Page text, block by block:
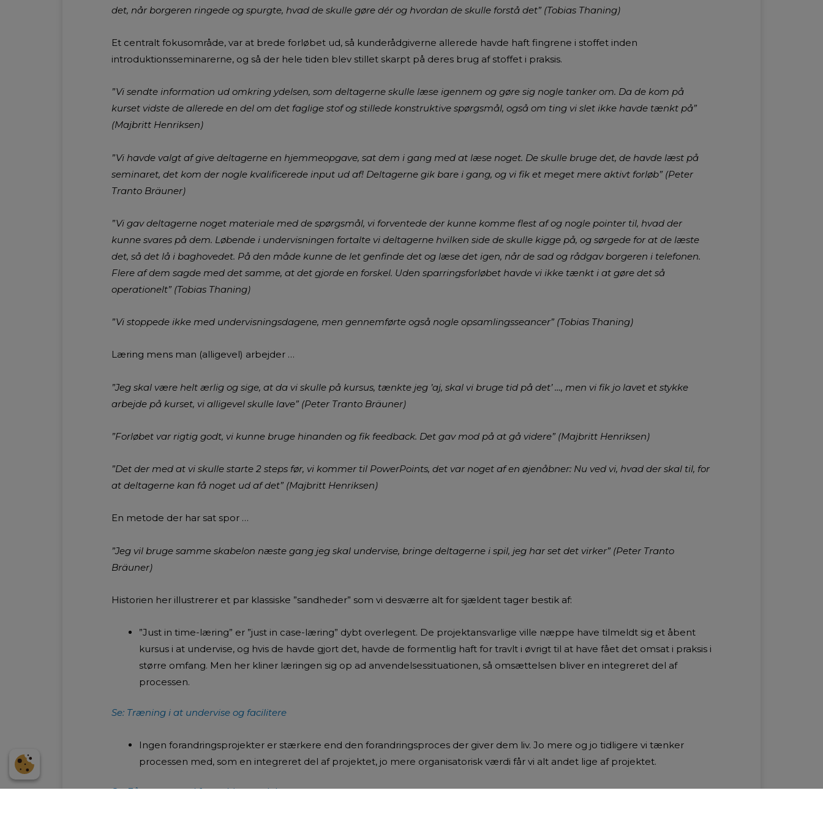
det, når borgeren ringede og spurgte, hvad de skulle gøre dér og hvordan de skulle forstå det” (Tobias Thaning)
Et centralt fokusområde, var at brede forløbet ud, så kunderådgiverne allerede havde haft fingrene i stoffet inden
introduktionsseminarerne, og så der hele tiden blev stillet skarpt på deres brug af stoffet i praksis.
”Vi sendte information ud omkring ydelsen, som deltagerne skulle læse igennem og gøre sig nogle tanker om. Da de kom på
kurset vidste de allerede en del om det faglige stof og stillede konstruktive spørgsmål, også om ting vi slet ikke havde tænkt på”
(Majbritt Henriksen)
”Vi havde valgt af give deltagerne en hjemmeopgave, sat dem i gang med at læse noget. De skulle bruge det, de havde læst på
seminaret, det kom der nogle kvalificerede input ud af! Deltagerne gik bare i gang, og vi fik et meget mere aktivt forløb” (Peter
Tranto Bräuner)
”Vi gav deltagerne noget materiale med de spørgsmål, vi forventede der kunne komme flest af og nogle pointer til, hvad der
kunne svares på dem. Løbende i undervisningen fortalte vi deltagerne hvilken side de skulle kigge på, og sørgede for at de læste
det, så det lå i baghovedet. På den måde kunne de let genfinde det og læse det igen, når de sad og rådgav borgeren i telefonen.
Flere af dem sagde med det samme, at det gjorde en forskel. Uden sparringsforløbet havde vi ikke tænkt i at gøre det så
operationelt” (Tobias Thaning)
”Vi stoppede ikke med undervisningsdagene, men gennemførte også nogle opsamlingsseancer” (Tobias Thaning)
Læring mens man (alligevel) arbejder …
”Jeg skal være helt ærlig og sige, at da vi skulle på kursus, tænkte jeg ’aj, skal vi bruge tid på det’ …, men vi fik jo lavet et stykke
arbejde på kurset, vi alligevel skulle lave” (Peter Tranto Bräuner)
”Forløbet var rigtig godt, vi kunne bruge hinanden og fik feedback. Det gav mod på at gå videre” (Majbritt Henriksen)
”Det der med at vi skulle starte 2 steps før, vi kommer til PowerPoints, det var noget af en øjenåbner: Nu ved vi, hvad der skal til, for
at deltagerne kan få noget ud af det” (Majbritt Henriksen)
En metode der har sat spor …
”Jeg vil bruge samme skabelon næste gang jeg skal undervise, bringe deltagerne i spil, jeg har set det virker” (Peter Tranto
Bräuner)
Historien her illustrerer et par klassiske ”sandheder” som vi desværre alt for sjældent tager bestik af:
”Just in time-læring” er ”just in case-læring” dybt overlegent. De projektansvarlige ville næppe have tilmeldt sig et åbent
kursus i at undervise, og hvis de havde gjort det, havde de formentlig haft for travlt i øvrigt til at have fået det omsat i praksis i
større omfang. Men her kliner læringen sig op ad anvendelsessituationen, så omsættelsen bliver en integreret del af
processen.
Se: Træning i at undervise og facilitere
Ingen forandringsprojekter er stærkere end den forandringsproces der giver dem liv. Jo mere og jo tidligere vi tænker
processen med, som en integreret del af projektet, jo mere organisatorisk værdi får vi alt andet lige af projektet.
Se: Få succes med forandringsprojekter